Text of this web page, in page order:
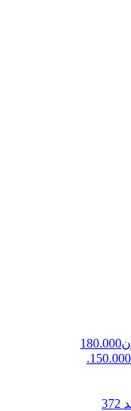
قیمت اصلی: تومان180.000